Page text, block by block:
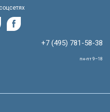
+7 (495) 781-58-38
пн-пт 9–18